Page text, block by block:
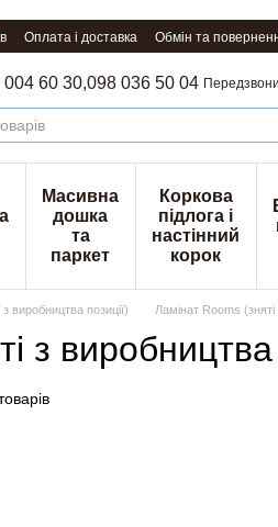
Оплата і доставка Обмін та
004 60 30,098 036 50 04
Масивна
дошка
та
паркет
Коркова
підлога і
настінний
корок
з виробництва позиції) Ламінат Rooms
з